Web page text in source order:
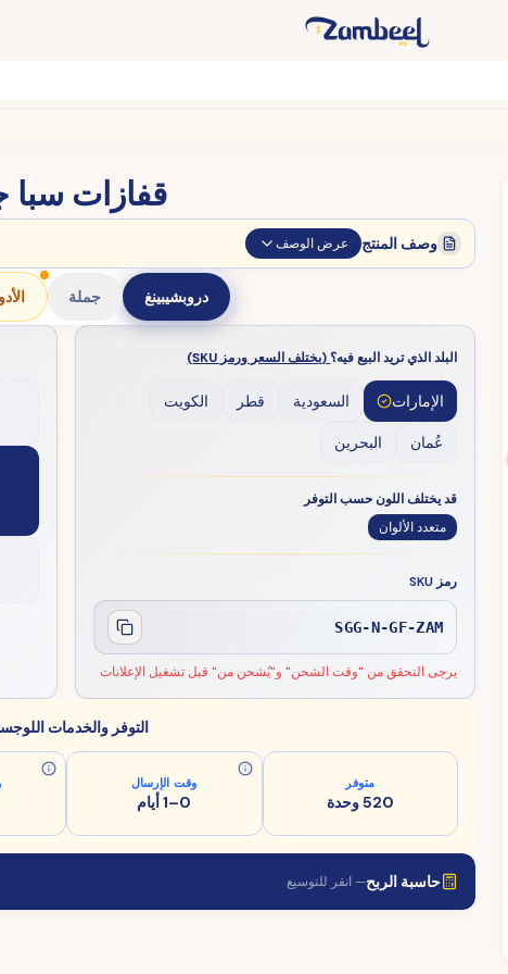
قفازات
وصف المنتج عرض الوصف
دروبشيبينغ جملة
البلد الذي تريد البيع فيه؟ (يختلف السعر ورمز SKU)
الإمارات السعودية قطر الكويت
عُمان البحرين
قد يختلف اللون حسب التوفر
متعدد الألوان
رمز SKU
SGG-N-GF-ZAM
يرجى التحقق من "وقت الشحن" و"يُشحن من" قبل تشغيل الإعلانات
التوفر والخدمات
متوفر
520 وحدة
وقت الإرسال
0–1 أيام
حاسبة الربح— انقر للتوسيع